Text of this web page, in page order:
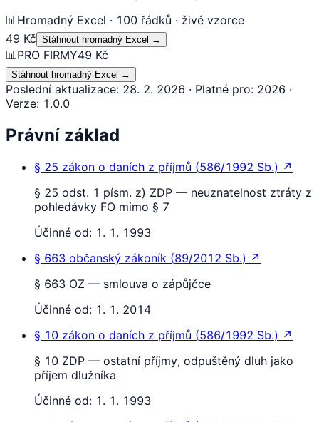
📊 Hromadný Excel · 100 řádků · živé vzorce
49 Kč Stáhnout hromadný Excel →
📊 PRO FIRMY49 Kč
Stáhnout hromadný Excel →
Poslední aktualizace: 28. 2. 2026 · Platné pro: 2026 ·
Verze: 1.0.0
Právní základ
§ 25 zákon o daních z příjmů (586/1992 Sb.) ↗
§ 25 odst. 1 písm. z) ZDP — neuznatelnost ztráty z
pohledávky FO mimo § 7
Účinné od: 1. 1. 1993
§ 663 občanský zákoník (89/2012 Sb.) ↗
§ 663 OZ — smlouva o zápůjčce
Účinné od: 1. 1. 2014
§ 10 zákon o daních z příjmů (586/1992 Sb.) ↗
§ 10 ZDP — ostatní příjmy, odpuštěný dluh jako
příjem dlužníka
Účinné od: 1. 1. 1993